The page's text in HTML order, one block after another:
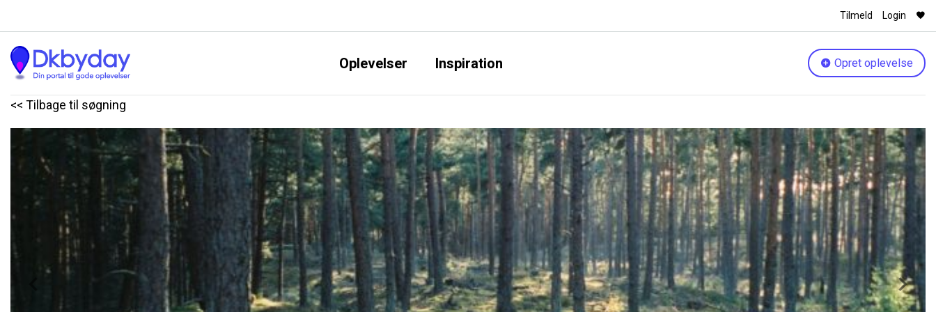
Tilmeld Login
Oplevelser Inspiration Opret oplevelse
<< Tilbage til søgning
Next